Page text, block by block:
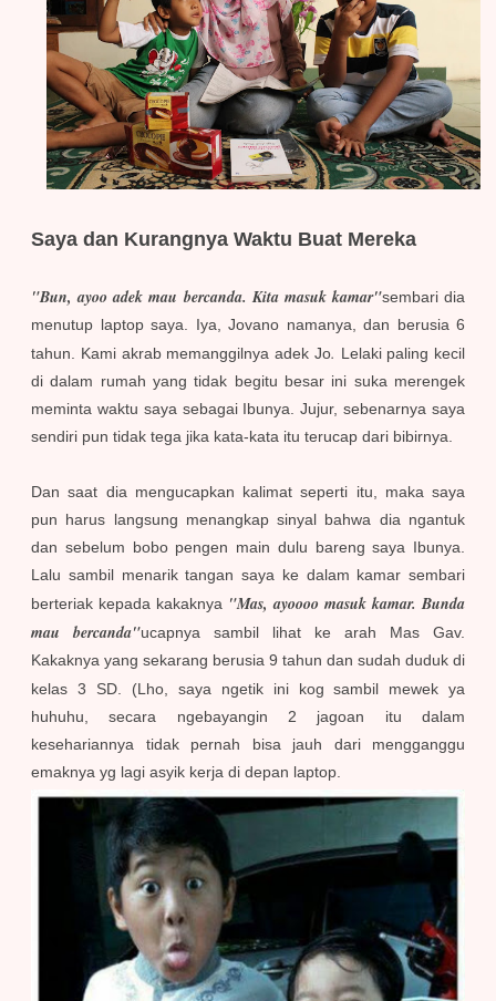
Saya dan Kurangnya Waktu Buat Mereka
"Bun, ayoo adek mau bercanda. Kita masuk kamar"sembari dia
menutup laptop saya. Iya, Jovano namanya, dan berusia 6
tahun. Kami akrab memanggilnya adek Jo. Lelaki paling kecil
di dalam rumah yang tidak begitu besar ini suka merengek
meminta waktu saya sebagai Ibunya. Jujur, sebenarnya saya
sendiri pun tidak tega jika kata-kata itu terucap dari bibirnya.
Dan saat dia mengucapkan kalimat seperti itu, maka saya
pun harus langsung menangkap sinyal bahwa dia ngantuk
dan sebelum bobo pengen main dulu bareng saya Ibunya.
Lalu sambil menarik tangan saya ke dalam kamar sembari
berteriak kepada kakaknya "Mas, ayoooo masuk kamar. Bunda
mau bercanda"ucapnya sambil lihat ke arah Mas Gav.
Kakaknya yang sekarang berusia 9 tahun dan sudah duduk di
kelas 3 SD.
(Lho, saya ngetik ini kog sambil mewek ya
huhuhu, secara ngebayangin 2 jagoan itu dalam
kesehariannya tidak pernah bisa jauh dari mengganggu
emaknya yg lagi asyik kerja di depan laptop.